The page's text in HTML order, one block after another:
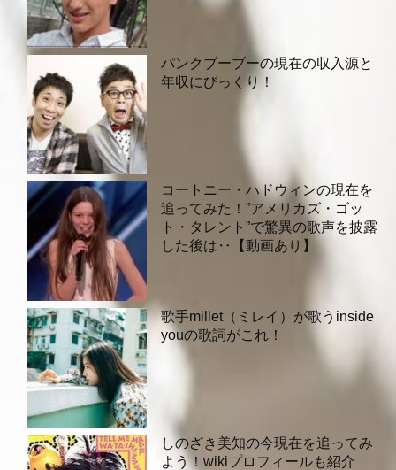
パンクブーブーの現在の収入源と
年収にびっくり！
コートニー・ハドウィンの現在を
追ってみた！”アメリカズ・ゴッ
ト・タレント”で驚異の歌声を披露
した後は‥【動画あり】
歌手millet（ミレイ）が歌うinside
youの歌詞がこれ！
しのざき美知の今現在を追ってみ
よう！wikiプロフィールも紹介